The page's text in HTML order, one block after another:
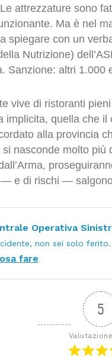
attrezzature sono
Ma è nel
spiegare con un
Nutrizione)
Sanzione: altri 1.000
vive di ristoranti
implicita, quella che
alla provincia
nasconde molto
— e di rischi —
Operativa
non sei solo
fare
5